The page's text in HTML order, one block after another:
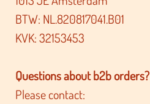
BTW: NL.820817041.B01
KVK: 32153453
Questions about b2b orders?
Please contact: